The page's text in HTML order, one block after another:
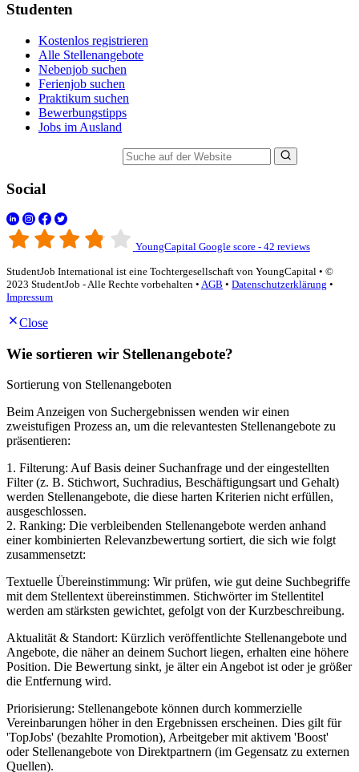
Studenten
Kostenlos registrieren
Alle Stellenangebote
Nebenjob suchen
Ferienjob suchen
Praktikum suchen
Bewerbungstipps
Jobs im Ausland
Social
YoungCapital Google score - 42 reviews
StudentJob International ist eine Tochtergesellschaft von YoungCapital • ©
2023 StudentJob - Alle Rechte vorbehalten • AGB • Datenschutzerklärung •
Impressum
Close
Wie sortieren wir Stellenangebote?
Sortierung von Stellenangeboten
Beim Anzeigen von Suchergebnissen wenden wir einen
zweistufigen Prozess an, um die relevantesten Stellenangebote zu
präsentieren:
1. Filterung: Auf Basis deiner Suchanfrage und der eingestellten
Filter (z. B. Stichwort, Suchradius, Beschäftigungsart und Gehalt)
werden Stellenangebote, die diese harten Kriterien nicht erfüllen,
ausgeschlossen.
2. Ranking: Die verbleibenden Stellenangebote werden anhand
einer kombinierten Relevanzbewertung sortiert, die sich wie folgt
zusammensetzt:
Textuelle Übereinstimmung: Wir prüfen, wie gut deine Suchbegriffe
mit dem Stellentext übereinstimmen. Stichwörter im Stellentitel
werden am stärksten gewichtet, gefolgt von der Kurzbeschreibung.
Aktualität & Standort: Kürzlich veröffentlichte Stellenangebote und
Angebote, die näher an deinem Suchort liegen, erhalten eine höhere
Position. Die Bewertung sinkt, je älter ein Angebot ist oder je größer
die Entfernung wird.
Priorisierung: Stellenangebote können durch kommerzielle
Vereinbarungen höher in den Ergebnissen erscheinen. Dies gilt für
'TopJobs' (bezahlte Promotion), Arbeitgeber mit aktivem 'Boost'
oder Stellenangebote von Direktpartnern (im Gegensatz zu externen
Quellen).